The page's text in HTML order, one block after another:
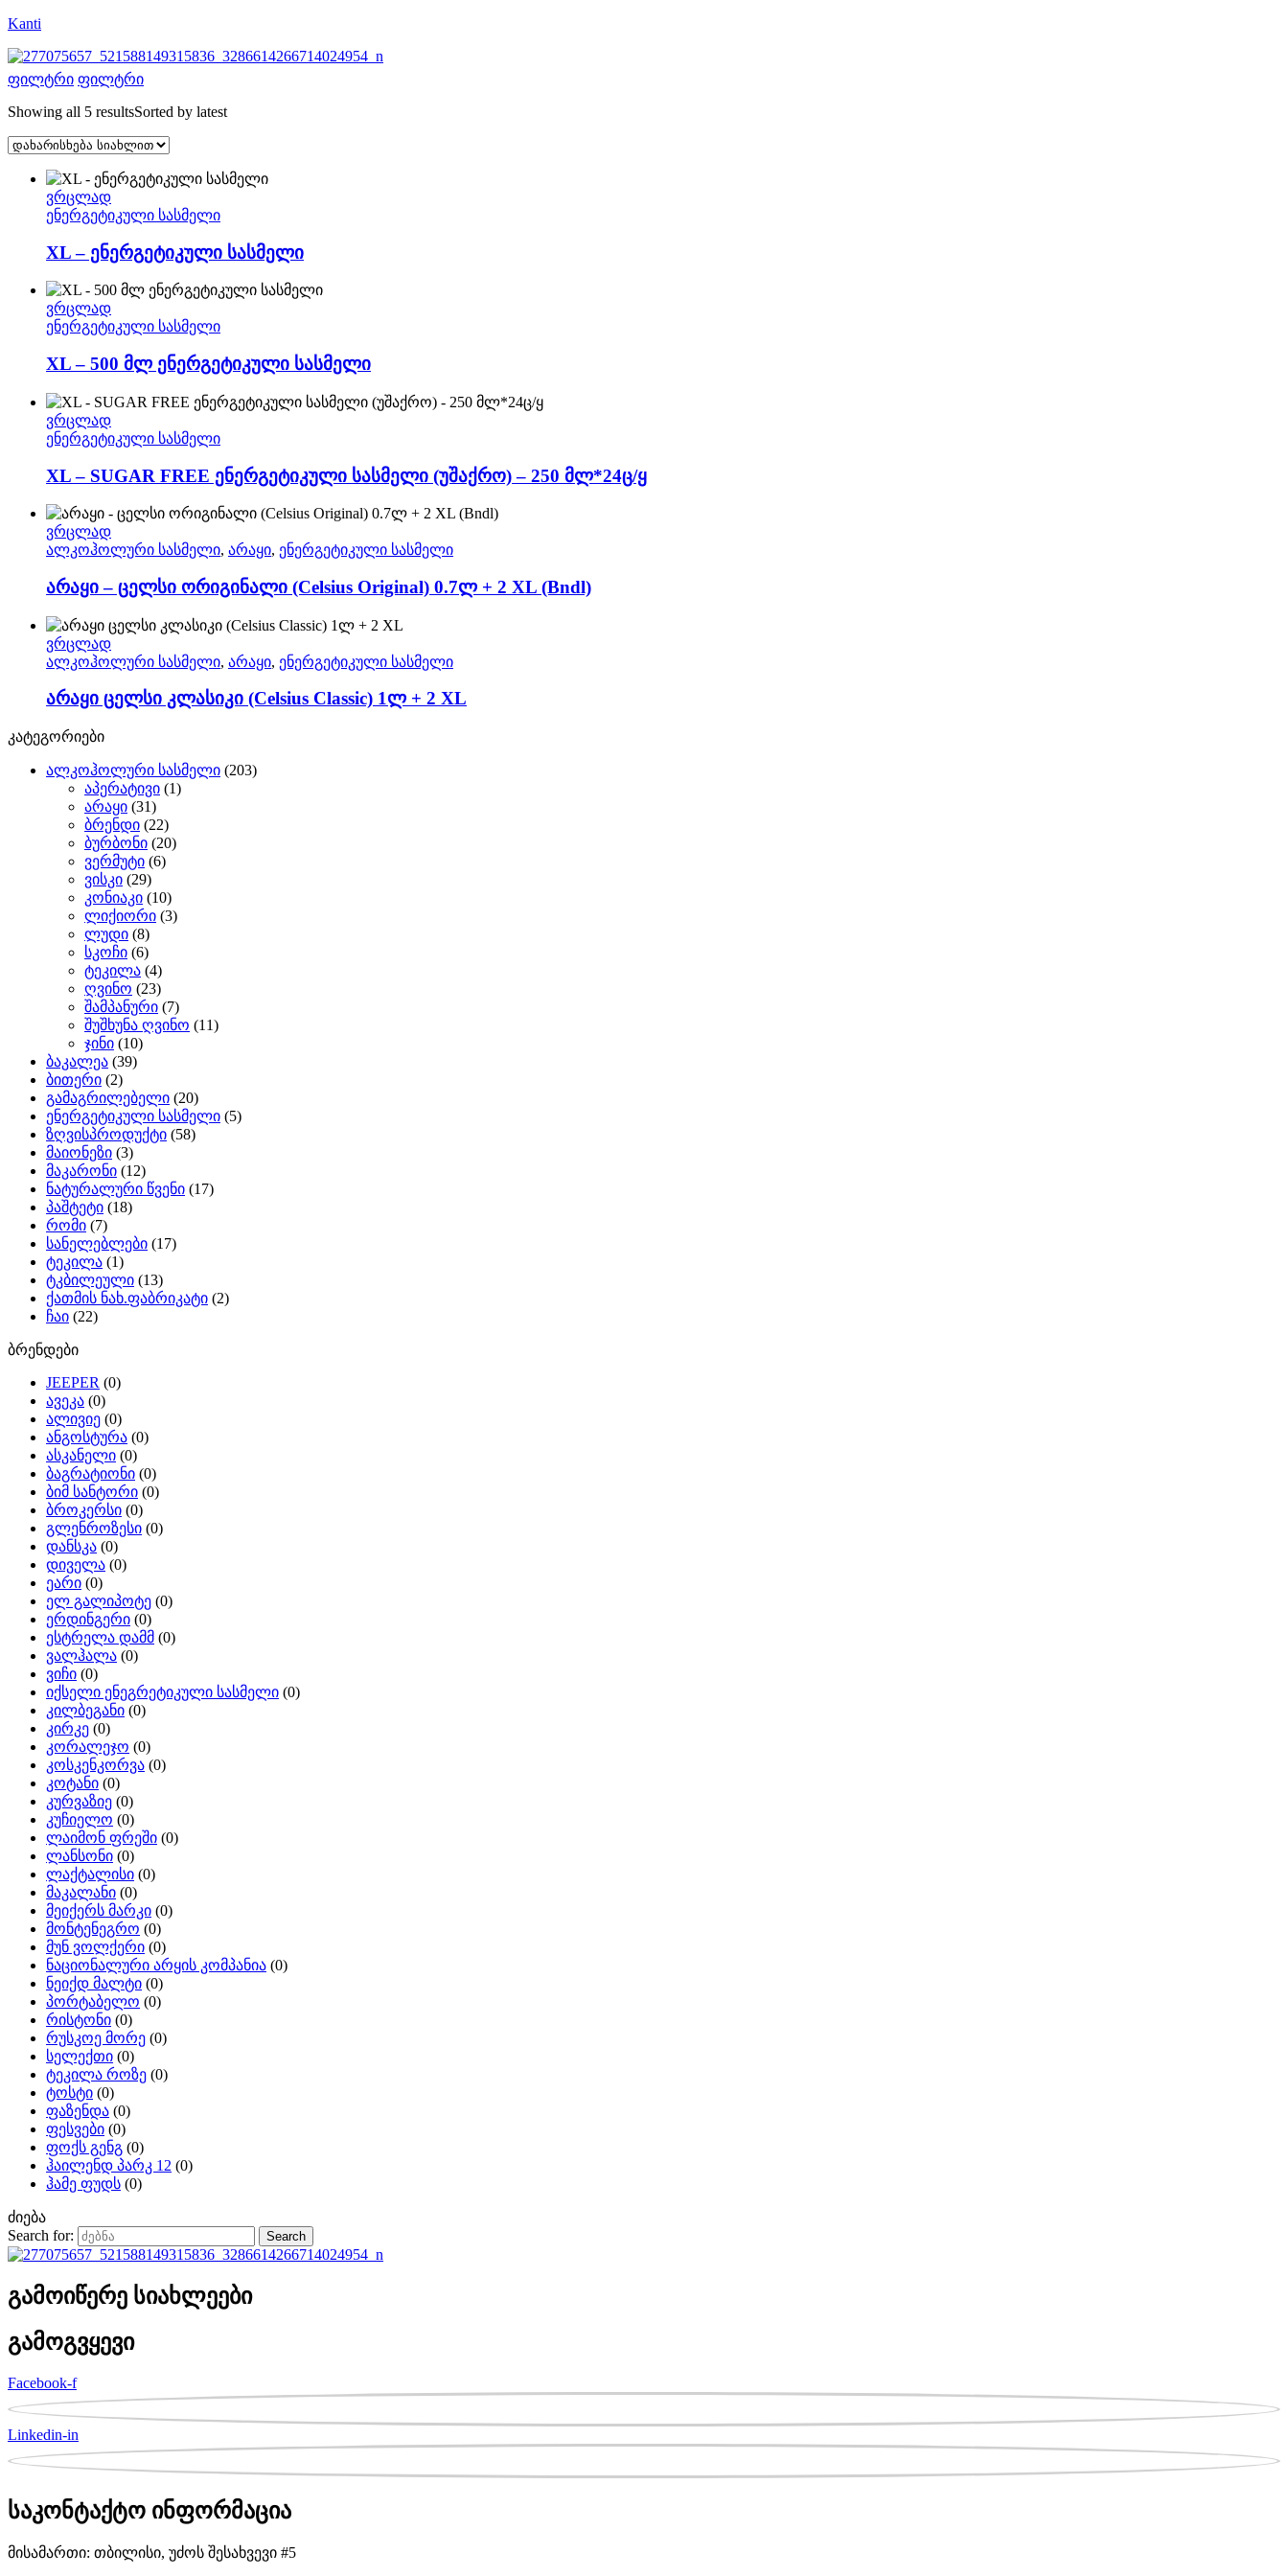
Kanti
ფილტრი ფილტრი
Showing all 5 resultsSorted by latest
ვრცლად
ენერგეტიკული სასმელი
XL – ენერგეტიკული სასმელი
ვრცლად
ენერგეტიკული სასმელი
XL – 500 მლ ენერგეტიკული სასმელი
ვრცლად
ენერგეტიკული სასმელი
XL – SUGAR FREE ენერგეტიკული სასმელი (უშაქრო) – 250 მლ*24ც/ყ
ვრცლად
ალკოჰოლური სასმელი, არაყი, ენერგეტიკული სასმელი
არაყი – ცელსი ორიგინალი (Celsius Original) 0.7ლ + 2 XL (Bndl)
ვრცლად
ალკოჰოლური სასმელი, არაყი, ენერგეტიკული სასმელი
არაყი ცელსი კლასიკი (Celsius Classic) 1ლ + 2 XL
კატეგორიები
ალკოჰოლური სასმელი (203)
აპერატივი (1)
არაყი (31)
ბრენდი (22)
ბურბონი (20)
ვერმუტი (6)
ვისკი (29)
კონიაკი (10)
ლიქიორი (3)
ლუდი (8)
სკოჩი (6)
ტეკილა (4)
ღვინო (23)
შამპანური (7)
შუშხუნა ღვინო (11)
ჯინი (10)
ბაკალეა (39)
ბითერი (2)
გამაგრილებელი (20)
ენერგეტიკული სასმელი (5)
ზღვისპროდუქტი (58)
მაიონეზი (3)
მაკარონი (12)
ნატურალური წვენი (17)
პაშტეტი (18)
რომი (7)
სანელებლები (17)
ტეკილა (1)
ტკბილეული (13)
ქათმის ნახ.ფაბრიკატი (2)
ჩაი (22)
ბრენდები
JEEPER (0)
ავეკა (0)
ალივიე (0)
ანგოსტურა (0)
ასკანელი (0)
ბაგრატიონი (0)
ბიმ სანტორი (0)
ბროკერსი (0)
გლენროზესი (0)
დანსკა (0)
დიველა (0)
ეარი (0)
ელ გალიპოტე (0)
ერდინგერი (0)
ესტრელა დამმ (0)
ვალჰალა (0)
ვიჩი (0)
იქსელი ენეგრეტიკული სასმელი (0)
კილბეგანი (0)
კირკე (0)
კორალეჯო (0)
კოსკენკორვა (0)
კოტანი (0)
კურვაზიე (0)
კუჩიელო (0)
ლაიმონ ფრეში (0)
ლანსონი (0)
ლაქტალისი (0)
მაკალანი (0)
მეიქერს მარკი (0)
მონტენეგრო (0)
მუნ ვოლქერი (0)
ნაციონალური არყის კომპანია (0)
ნეიქდ მალტი (0)
პორტაბელო (0)
რისტონი (0)
რუსკოე მორე (0)
სელექთი (0)
ტეკილა როზე (0)
ტოსტი (0)
ფაზენდა (0)
ფესვები (0)
ფოქს გენგ (0)
ჰაილენდ პარკ 12 (0)
ჰამე ფუდს (0)
ძიება
Search for:
Search
გამოიწერე სიახლეები
გამოგვყევი
Facebook-f
Linkedin-in
საკონტაქტო ინფორმაცია
მისამართი: თბილისი, უძოს შესახვევი #5